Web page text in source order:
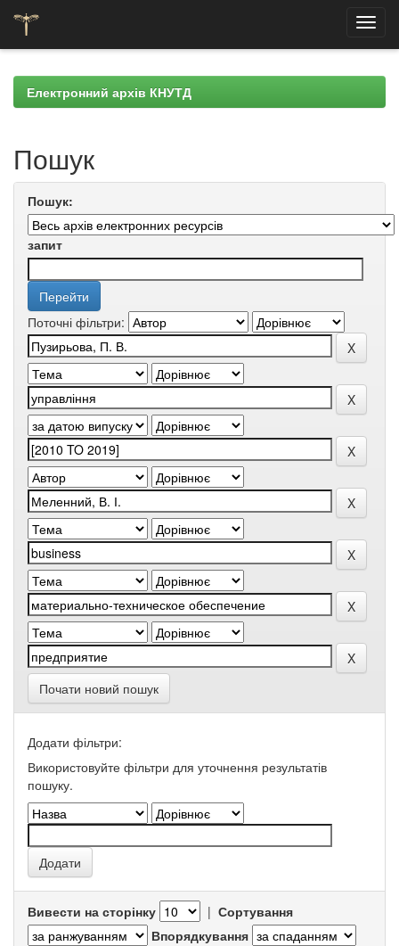
navigationЕлектронний архів КНУТД
Пошук
Пошук:
запит
Поточні фільтри:
Почати новий пошук
Додати фільтри:
Використовуйте фільтри для уточнення результатів
пошуку.
Вивести на сторінку | Сортування
Впорядкування